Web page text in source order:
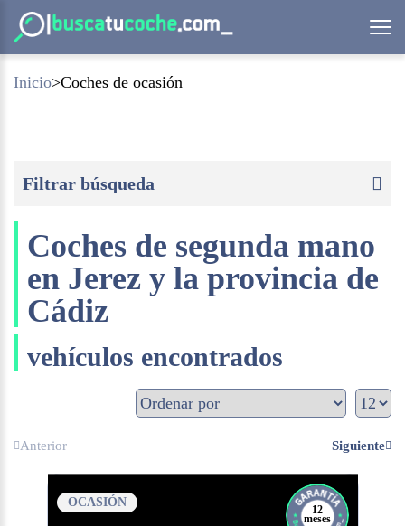
Inicio Coches de ocasión
Filtrar búsqueda
Coches de segunda mano
en Jerez y la provincia de
Cádiz
vehículos encontrados
Anterior Siguiente
OCASIÓN
12
meses